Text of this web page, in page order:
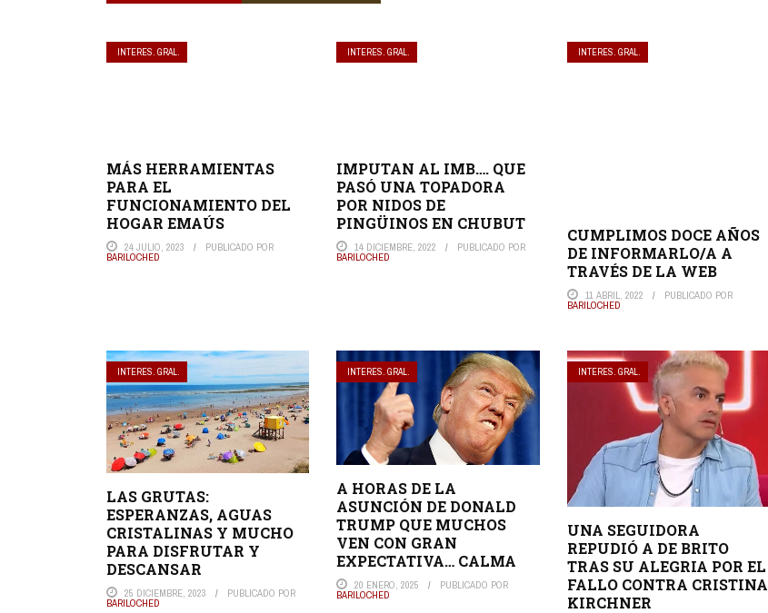
INTERES. GRAL.
MÁS HERRAMIENTAS
PARA EL
FUNCIONAMIENTO DEL
HOGAR EMAÚS
24 JULIO, 2023 PUBLICADO POR
BARILOCHED
INTERES. GRAL.
IMPUTAN AL IMB…. QUE
PASÓ UNA TOPADORA
POR NIDOS DE
PINGÜINOS EN CHUBUT
14 DICIEMBRE, 2022 PUBLICADO POR
BARILOCHED
INTERES. GRAL.
CUMPLIMOS DOCE AÑOS
DE INFORMARLO/A A
TRAVÉS DE LA WEB
11 ABRIL, 2022 PUBLICADO POR
BARILOCHED
INTERES. GRAL.
LAS GRUTAS:
ESPERANZAS, AGUAS
CRISTALINAS Y MUCHO
PARA DISFRUTAR Y
DESCANSAR
25 DICIEMBRE, 2023 PUBLICADO POR
BARILOCHED
INTERES. GRAL.
A HORAS DE LA
ASUNCIÓN DE DONALD
TRUMP QUE MUCHOS
VEN CON GRAN
EXPECTATIVA… CALMA
20 ENERO, 2025 PUBLICADO POR
BARILOCHED
INTERES. GRAL.
UNA SEGUIDORA
REPUDIÓ A DE BRITO
TRAS SU ALEGRIA POR EL
FALLO CONTRA CRISTINA
KIRCHNER